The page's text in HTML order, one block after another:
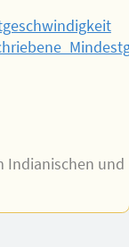
Indianischen und